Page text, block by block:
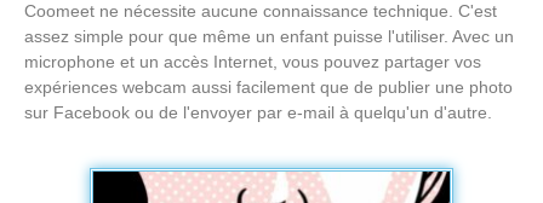
Coomeet ne nécessite aucune connaissance technique. C'est
assez simple pour que même un enfant puisse l'utiliser. Avec un
microphone et un accès Internet, vous pouvez partager vos
expériences webcam aussi facilement que de publier une photo
sur Facebook ou de l'envoyer par e-mail à quelqu'un d'autre.